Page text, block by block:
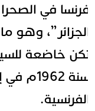
في
وهو
خاضعة
سنة